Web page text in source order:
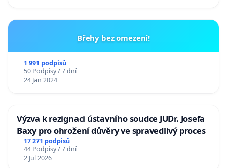
Břehy bez omezení!
1 991 podpisů
50 Podpisy / 7 dní
24 Jan 2024
Výzva k rezignaci ústavního soudce JUDr. Josefa
Baxy pro ohrožení důvěry ve spravedlivý proces
17 271 podpisů
44 Podpisy / 7 dní
2 Jul 2026